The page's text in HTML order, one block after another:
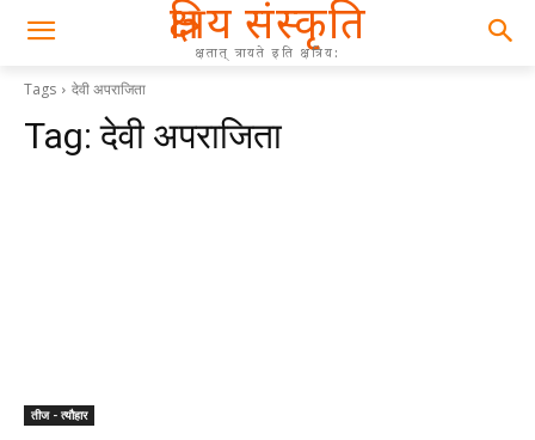
क्षत्रिय संस्कृति
क्षतात् त्रायते इति क्षत्रिय:
Tags देवी अपराजिता
Tag:देवी अपराजिता
तीज - त्यौहार